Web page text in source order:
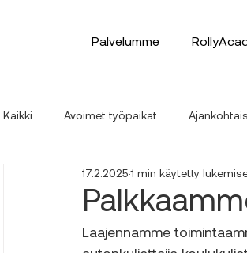
Palvelumme
Kaikki Avoimet työpaikat
17.2.2025 1 min käytetty
Laajennamme